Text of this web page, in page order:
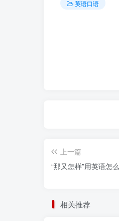
英语口语
上一篇
“那又怎样”用英语怎
相关推荐